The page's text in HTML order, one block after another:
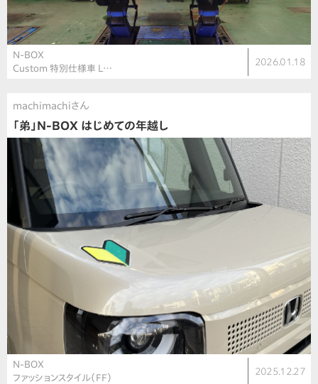
N-BOX
Custom 特別仕様車 L…
2026.01.18
machimachiさん
「弟」N-BOX はじめての年越し
N-BOX
ファッションスタイル（FF）
2025.12.27